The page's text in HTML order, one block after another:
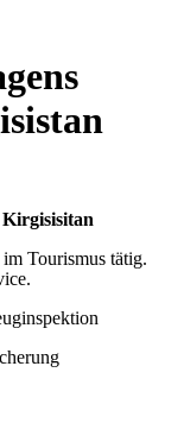
Kirgisisitan
Tourismus tätig.